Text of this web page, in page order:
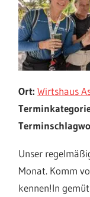
Ort: Wirtshaus
Unser
Monat. Komm
kennen!In